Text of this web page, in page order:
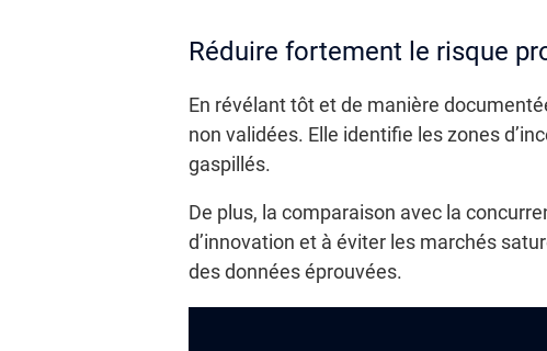
Réduire fortement le risque
En révélant tôt et de manière
non validées. Elle identifie les zones
gaspillés.
De plus, la comparaison avec la
d’innovation et à éviter les marchés
des données éprouvées.